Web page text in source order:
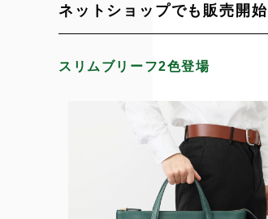
ネットショップでも販売開始
スリムブリーフ2色登場